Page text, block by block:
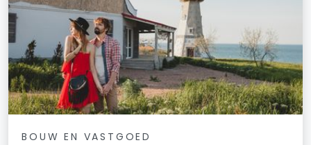
BOUW EN VASTGOED